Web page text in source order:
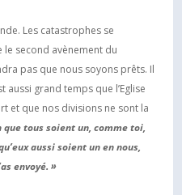
Les catastrophes se
second avènement du
pas que nous soyons prêts. Il
grand temps que l’Eglise
et que nos divisions ne sont la
que tous soient un, comme toi,
aussi soient un en nous,
envoyé. »